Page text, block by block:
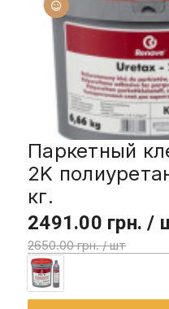
Паркетный
2K
кг.
2491.00 грн. /
2650.00 грн. / шт